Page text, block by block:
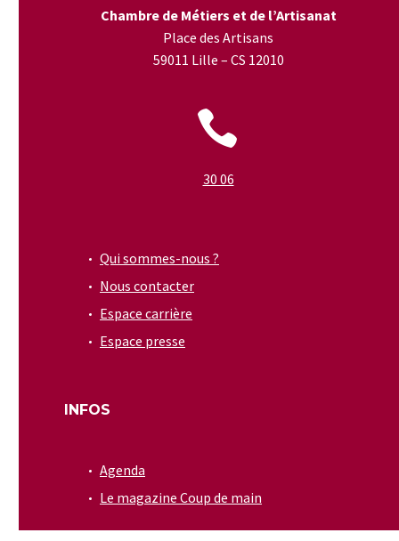
Chambre de Métiers et de l’Artisanat
Place des Artisans
59011 Lille – CS 12010


30 06
Qui sommes-nous ?
Nous contacter
Espace carrière
Espace presse
INFOS
Agenda
Le magazine Coup de main